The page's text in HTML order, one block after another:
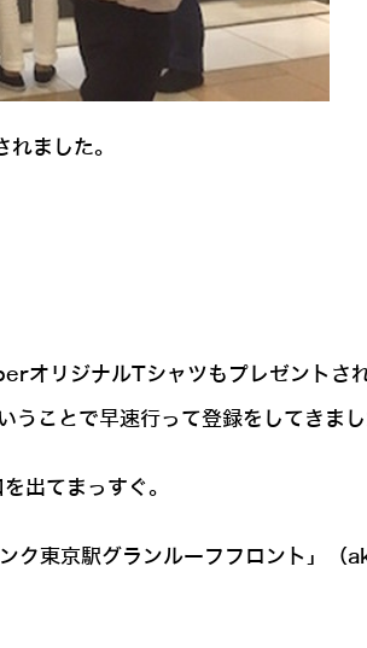
ました。
オリジナルTシャツもプレゼントさ
ことで早速行って登録をしてきまし
出てまっすぐ。
ク東京駅グランルーフフロント」（